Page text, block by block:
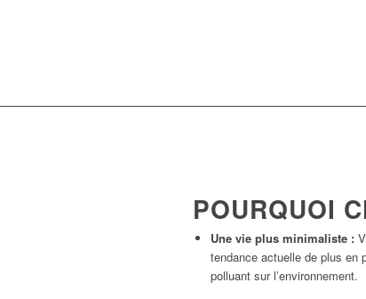
POURQUOI
Une vie plus minimaliste :
tendance actuelle de plus en
polluant sur l’environnement.